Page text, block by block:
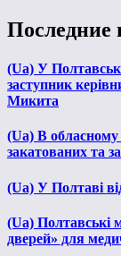
Последние
(Ua) У
заступник
Микита
(Ua) В обласному
закатованих та
(Ua) У Полтаві
(Ua) Полтавські
дверей» для